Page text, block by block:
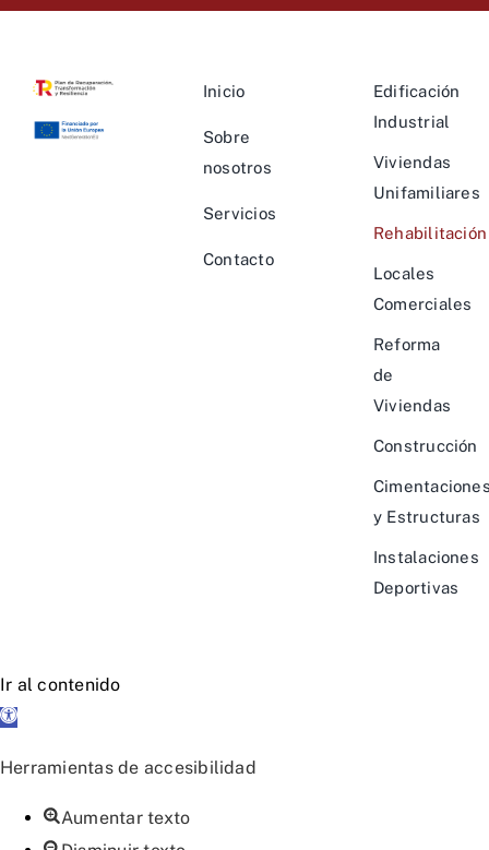
Inicio
Sobre
nosotros
Servicios
Contacto
Edificación
Industrial
Viviendas
Unifamiliares
Rehabilitación
Locales
Comerciales
Reforma
de
Viviendas
Construcción
y Estructuras
Instalaciones
Deportivas
Ir al contenido
Abrir
de
herramientas
Herramientas de accesibilidad
Aumentar texto